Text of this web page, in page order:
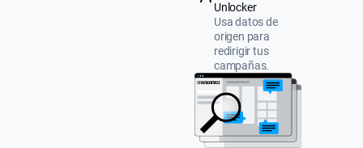
Unlocker
Usa datos de
origen para
redirigir tus
campañas.